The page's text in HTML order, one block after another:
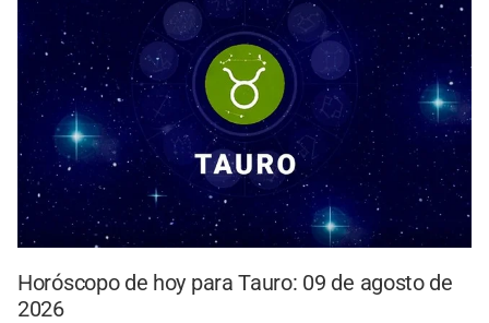
Horóscopo de hoy para Tauro: 09 de agosto de
2026